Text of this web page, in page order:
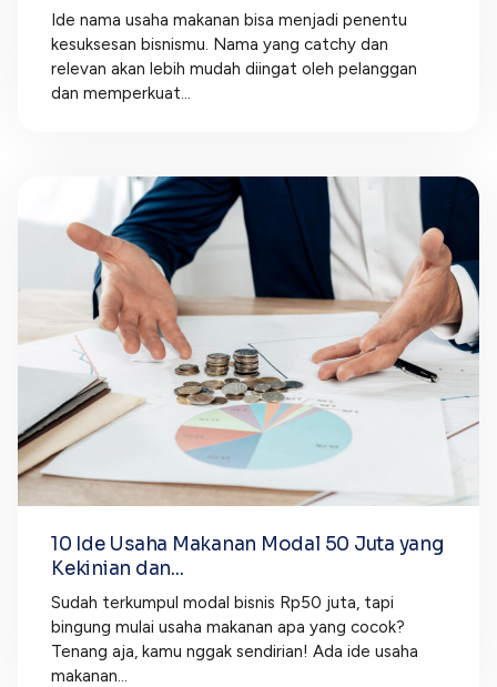
Ide nama usaha makanan bisa menjadi penentu
kesuksesan bisnismu. Nama yang catchy dan
relevan akan lebih mudah diingat oleh pelanggan
dan memperkuat...
10 Ide Usaha Makanan Modal 50 Juta yang
Kekinian dan...
Sudah terkumpul modal bisnis Rp50 juta, tapi
bingung mulai usaha makanan apa yang cocok?
Tenang aja, kamu nggak sendirian! Ada ide usaha
makanan...